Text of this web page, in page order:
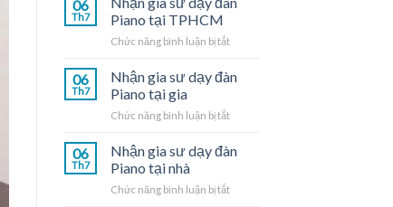
Piano
nhà
06
Th7
Piano tại TPHCM
Chức năng bình luận bị tắtở
đàn
tại
06
Th7
Nhận gia sư dạy đàn
Piano tại gia
Chức năng bình luận bị tắtở
đàn
06
Th7
Nhận gia sư dạy đàn
Piano tại nhà
Chức năng bình luận bị tắtở